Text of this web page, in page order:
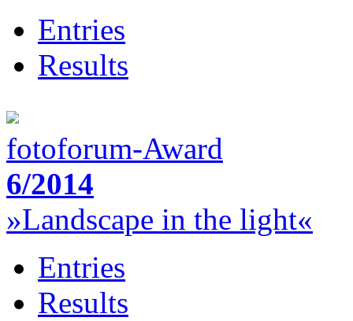
Entries
Results
fotoforum-Award
6/2014
»Landscape in the light«
Entries
Results